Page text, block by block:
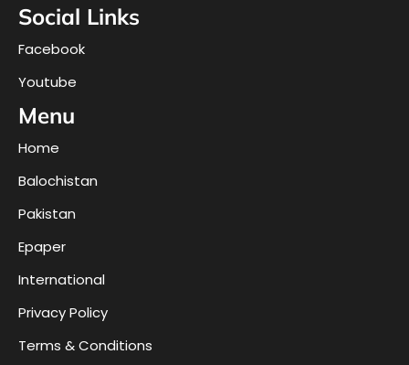
Social Links
Facebook
Youtube
Menu
Home
Balochistan
Pakistan
Epaper
International
Privacy Policy
Terms & Conditions